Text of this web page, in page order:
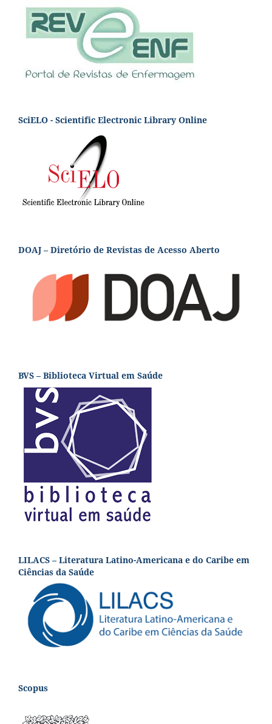
SciELO - Scientific Electronic Library Online
DOAJ – Diretório de Revistas de Acesso Aberto
BVS – Biblioteca Virtual em Saúde
LILACS – Literatura Latino-Americana e do Caribe em
Ciências da Saúde
Scopus